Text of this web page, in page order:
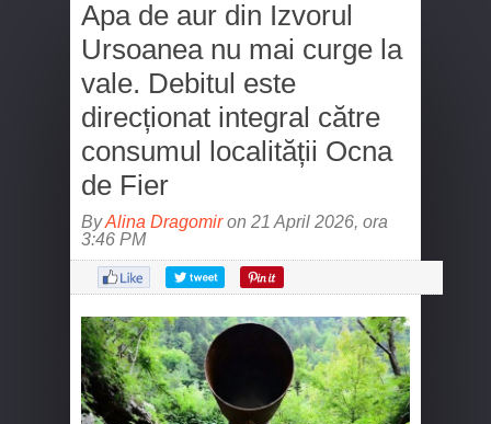
Apa de aur din Izvorul
Ursoanea nu mai curge la
vale. Debitul este
direcționat integral către
consumul localității Ocna
de Fier
ByAlina Dragomiron 21 April 2026, ora
3:46 PM